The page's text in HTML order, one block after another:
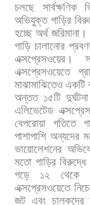
চলছে সার্বক্ষণিক
অভিযুক্ত গাড়ির
হচ্ছে অর্থ জরিমানা।
গাড়ি চালানোর
এক্সপ্রেসওয়ের।
এক্সপ্রেসওয়েতে
মাঝামাঝিতেও একটি
অন্তত ১৫টি দুর্ঘটনা
এলিভেটেড
বেপরোয়া
গতিতে
পাশাপাশি অন্যদের
ভায়োলেশনের
মতো গাড়ির বিরুদ্ধে
গড়ে
১২ থেকে
এক্সপ্রেসওয়েতে
জট এবং চালকদের